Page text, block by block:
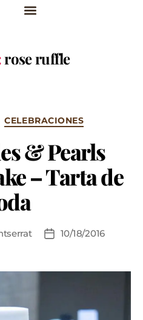
rose ruffle
CELEBRACIONES
& Pearls
– Tarta de
10/18/2016